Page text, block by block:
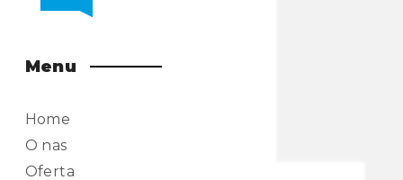
Menu
Home
O nas
Oferta